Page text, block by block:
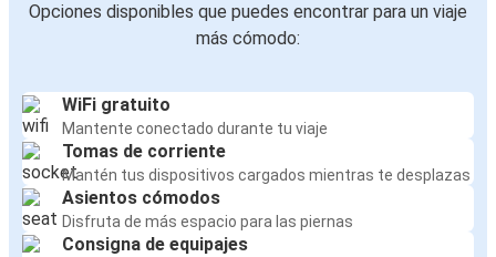
Opciones disponibles que puedes encontrar para un viaje
más cómodo:
WiFi gratuito
Mantente conectado durante tu viaje
Tomas de corriente
Mantén tus dispositivos cargados mientras te desplazas
Asientos cómodos
Disfruta de más espacio para las piernas
Consigna de equipajes